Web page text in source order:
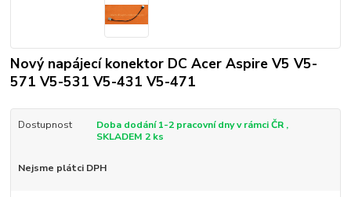
Nový napájecí konektor DC Acer Aspire V5 V5-
571 V5-531 V5-431 V5-471
Dostupnost
Doba dodání 1-2 pracovní dny v rámci ČR ,
SKLADEM 2 ks
Nejsme plátci DPH